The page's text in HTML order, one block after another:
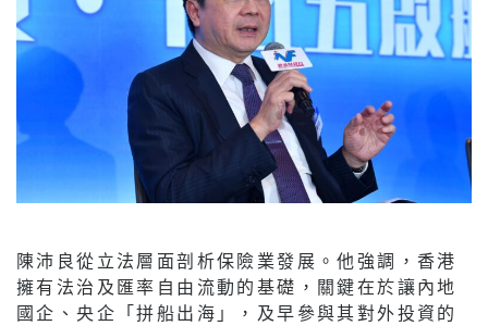
陳沛良從立法層面剖析保險業發展。他強調，香港
擁有法治及匯率自由流動的基礎，關鍵在於讓內地
國企、央企「拼船出海」，及早參與其對外投資的